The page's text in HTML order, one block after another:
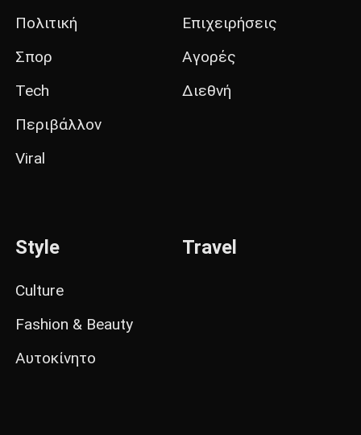
Πολιτική
Σπορ
Tech
Περιβάλλον
Viral
Επιχειρήσεις
Αγορές
Διεθνή
Style
Culture
Fashion & Beauty
Αυτοκίνητο
Travel